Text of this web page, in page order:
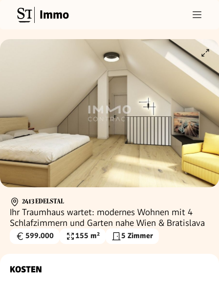
Immo
2413 EDELSTAL
Ihr Traumhaus wartet: modernes Wohnen mit 4
Schlafzimmern und Garten nahe Wien & Bratislava
Kaufpreis
599.000
Wohnfläche
155 m² 5 Zimmer
KOSTEN